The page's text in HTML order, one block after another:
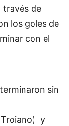
través de
los goles de
con el
sin
y